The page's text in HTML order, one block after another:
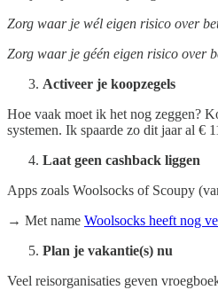
Zorg waar je wél eigen risico over
Zorg waar je géén eigen risico over
Activeer je koopzegels
Hoe vaak moet ik het nog zeggen?
systemen. Ik spaarde zo dit jaar al €
Laat geen cashback liggen
Apps zoals Woolsocks of Scoupy
→ Met name Woolsocks heeft nog
Plan je vakantie(s) nu
Veel reisorganisaties geven